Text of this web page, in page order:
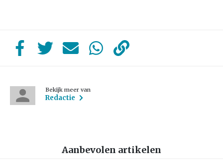
Bekijk meer van
Redactie
Aanbevolen artikelen